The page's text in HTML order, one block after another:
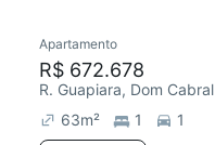
Apartamento
R$ 672.678
R. Guapiara, Dom Cabral
63m² 1
1